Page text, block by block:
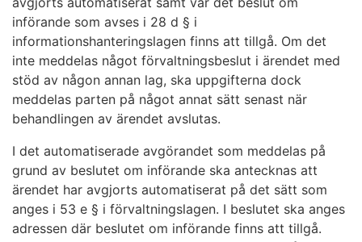
införande som avses i 28 d § i
informationshanteringslagen finns att tillgå. Om det
inte meddelas något förvaltningsbeslut i ärendet med
stöd av någon annan lag, ska uppgifterna dock
meddelas parten på något annat sätt senast när
behandlingen av ärendet avslutas.
I det automatiserade avgörandet som meddelas på
grund av beslutet om införande ska antecknas att
ärendet har avgjorts automatiserat på det sätt som
anges i 53 e § i förvaltningslagen. I beslutet ska anges
adressen där beslutet om införande finns att tillgå.